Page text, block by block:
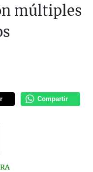
múltiples
Compartir